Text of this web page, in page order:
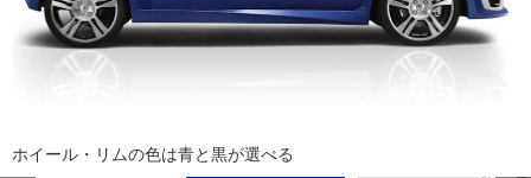
ホイール・リムの色は青と黒が選べる